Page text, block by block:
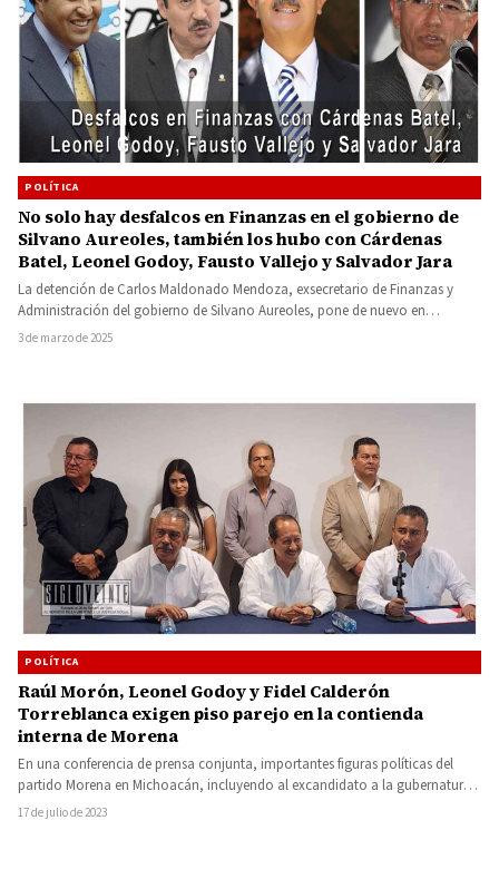
POLÍTICA
No solo hay desfalcos en Finanzas en el gobierno de
Silvano Aureoles, también los hubo con Cárdenas
Batel, Leonel Godoy, Fausto Vallejo y Salvador Jara
La detención de Carlos Maldonado Mendoza, exsecretario de Finanzas y
Administración del gobierno de Silvano Aureoles, pone de nuevo en…
3 de marzo de 2025
POLÍTICA
Raúl Morón, Leonel Godoy y Fidel Calderón
Torreblanca exigen piso parejo en la contienda
interna de Morena
En una conferencia de prensa conjunta, importantes figuras políticas del
partido Morena en Michoacán, incluyendo al excandidato a la gubernatura,
…
17 de julio de 2023